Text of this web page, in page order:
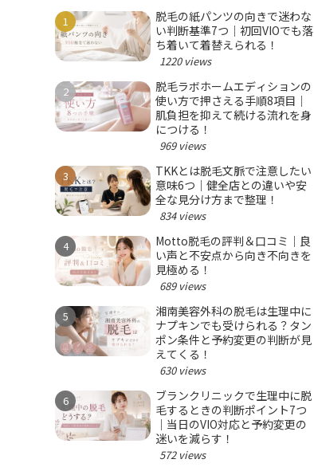
脱毛の紙パンツの向きで迷わな
い判断基準7つ｜初回VIOでも落
ち着いて着替えられる！
1220 views
脱毛ラボホームエディションの
使い方で押さえる手順8項目｜
肌負担を抑えて続ける流れを身
につける！
969 views
TKKとは脱毛文脈で注意したい
意味6つ｜健全店との違いや安
全な見分け方まで整理！
834 views
Motto脱毛の評判＆口コミ｜良
い声と不安点から向き不向きを
見極める！
689 views
湘南美容外科の脱毛は生理中に
ナプキンでも受けられる？タン
ポン条件と予約変更の判断が見
えてくる！
630 views
ブランクリニックで生理中に脱
毛するときの判断ポイント7つ
｜当日のVIO対応と予約変更の
迷いを減らす！
572 views